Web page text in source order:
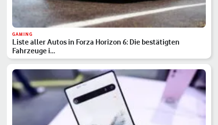
GAMING
Liste aller Autos in Forza Horizon 6: Die bestätigten
Fahrzeuge i…